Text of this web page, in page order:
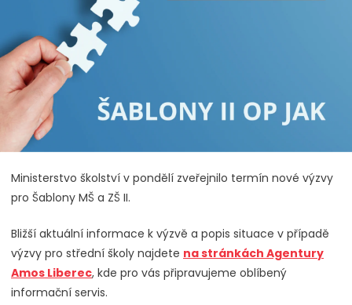
Ministerstvo školství v pondělí zveřejnilo termín nové výzvy
pro Šablony MŠ a ZŠ II.
Bližší aktuální informace k výzvě a popis situace v případě
výzvy pro střední školy najdete na stránkách Agentury
Amos Liberec, kde pro vás připravujeme oblíbený
informační servis.